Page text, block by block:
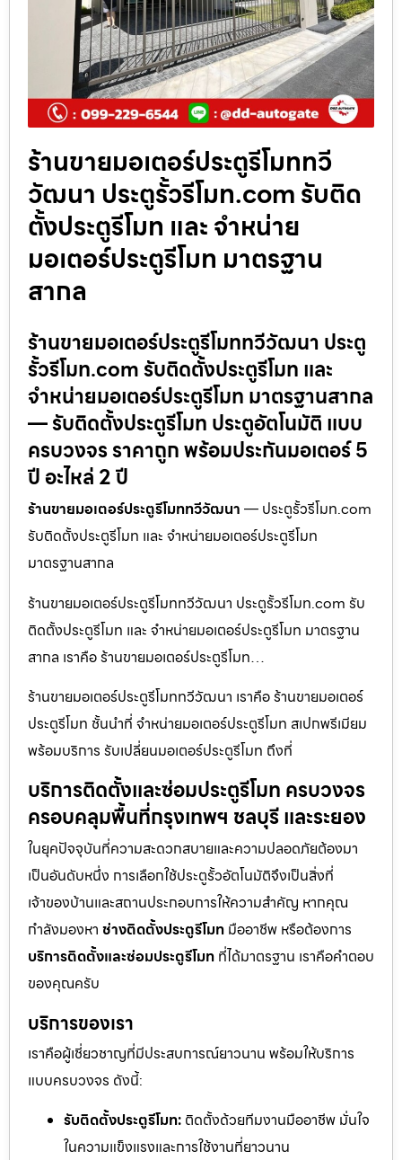
ร้านขายมอเตอร์ประตูรีโมททวี
วัฒนา ประตูรั้วรีโมท.com รับติด
ตั้งประตูรีโมท และ จำหน่าย
มอเตอร์ประตูรีโมท มาตรฐาน
สากล
ร้านขายมอเตอร์ประตูรีโมททวีวัฒนา ประตู
รั้วรีโมท.com รับติดตั้งประตูรีโมท และ
จำหน่ายมอเตอร์ประตูรีโมท มาตรฐานสากล
— รับติดตั้งประตูรีโมท ประตูอัตโนมัติ แบบ
ครบวงจร ราคาถูก พร้อมประกันมอเตอร์ 5
ปี อะไหล่ 2 ปี
ร้านขายมอเตอร์ประตูรีโมททวีวัฒนา — ประตูรั้วรีโมท.com
รับติดตั้งประตูรีโมท และ จำหน่ายมอเตอร์ประตูรีโมท
มาตรฐานสากล
ร้านขายมอเตอร์ประตูรีโมททวีวัฒนา ประตูรั้วรีโมท.com รับ
ติดตั้งประตูรีโมท และ จำหน่ายมอเตอร์ประตูรีโมท มาตรฐาน
สากล เราคือ ร้านขายมอเตอร์ประตูรีโมท…
ร้านขายมอเตอร์ประตูรีโมททวีวัฒนา เราคือ ร้านขายมอเตอร์
ประตูรีโมท ชั้นนำที่ จำหน่ายมอเตอร์ประตูรีโมท สเปกพรีเมียม
พร้อมบริการ รับเปลี่ยนมอเตอร์ประตูรีโมท ถึงที่
บริการติดตั้งและซ่อมประตูรีโมท ครบวงจร
ครอบคลุมพื้นที่กรุงเทพฯ ชลบุรี และระยอง
ในยุคปัจจุบันที่ความสะดวกสบายและความปลอดภัยต้องมา
เป็นอันดับหนึ่ง การเลือกใช้ประตูรั้วอัตโนมัติจึงเป็นสิ่งที่
เจ้าของบ้านและสถานประกอบการให้ความสำคัญ หากคุณ
กำลังมองหา ช่างติดตั้งประตูรีโมท มืออาชีพ หรือต้องการ
บริการติดตั้งและซ่อมประตูรีโมท ที่ได้มาตรฐาน เราคือคำตอบ
ของคุณครับ
บริการของเรา
เราคือผู้เชี่ยวชาญที่มีประสบการณ์ยาวนาน พร้อมให้บริการ
แบบครบวงจร ดังนี้:
รับติดตั้งประตูรีโมท: ติดตั้งด้วยทีมงานมืออาชีพ มั่นใจ
ในความแข็งแรงและการใช้งานที่ยาวนาน